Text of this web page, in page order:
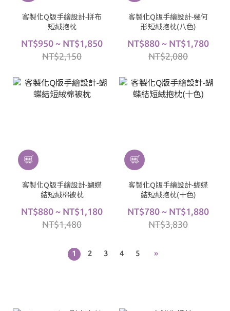
客製化Q版手繪設計-拼布
短絨抱枕
NT$950 ~ NT$1,850
NT$2,150
客製化Q版手繪設計-幾何
形短絨抱枕(八色)
NT$880 ~ NT$1,780
NT$2,080
客製化Q版手繪設計-蝴蝶
結短絨棉被枕
NT$880 ~ NT$1,180
NT$1,480
客製化Q版手繪設計-蝴蝶
結短絨抱枕(十色)
NT$780 ~ NT$1,880
NT$3,830
1 2 3 4 5 »